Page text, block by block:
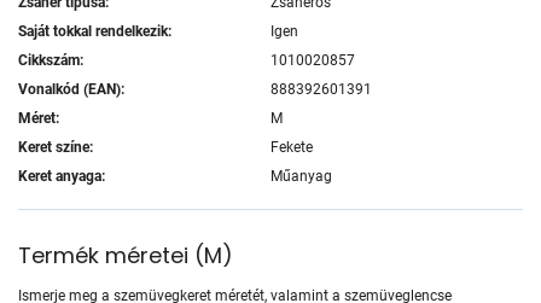
Saját tokkal rendelkezik:
Igen
Cikkszám:
1010020857
Vonalkód (EAN):
888392601391
Méret:
M
Keret színe:
Fekete
Keret anyaga:
Műanyag
Termék méretei (M)
Ismerje meg a szemüvegkeret méretét, valamint a szemüveglencse